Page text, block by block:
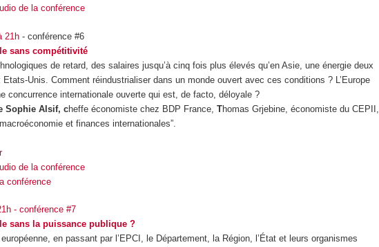
de la conférence
21h - conférence #6
sans compétitivité
de retard, des salaires jusqu’à cinq fois plus élevés qu’en Asie, une énergie deux
Unis. Comment réindustrialiser dans un monde ouvert avec ces conditions ? L’Europe
concurrence internationale ouverte qui est, de facto, déloyale ?
Sophie Alsif, cheffe économiste chez BDP France,Thomas Grjebine, économiste du CEPII,
et finances internationales”.
de la conférence
conférence
- conférence #7
sans la puissance publique ?
en passant par l’EPCI, le Département, la Région, l’État et leurs organismes